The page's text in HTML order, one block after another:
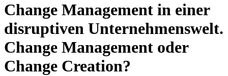
Change Management in einer
disruptiven Unternehmenswelt.
Change Management oder
Change Creation?